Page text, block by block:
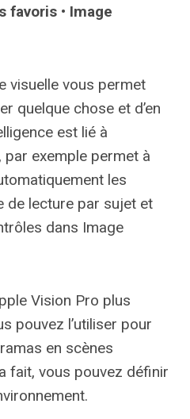
favoris • Image
visuelle vous permet
quelque chose et d’en
est lié à
exemple permet à
les
de lecture par sujet et
dans Image
Vision Pro plus
pouvez l’utiliser pour
en scènes
fait, vous pouvez définir